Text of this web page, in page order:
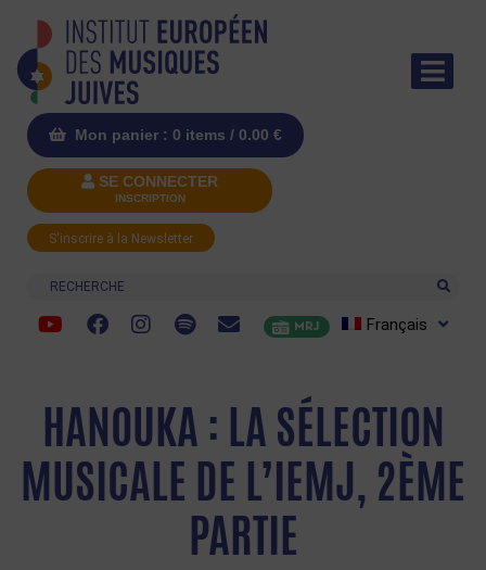
Mon panier : 0 items / 0.00 €
SE CONNECTER
INSCRIPTION
S'inscrire à la Newsletter
Recherche
MRJ Français
HANOUKA : LA SÉLECTION
MUSICALE DE L’IEMJ, 2ÈME
PARTIE